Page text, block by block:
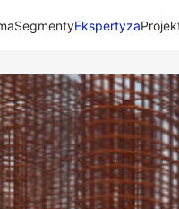
SegmentyEkspertyza